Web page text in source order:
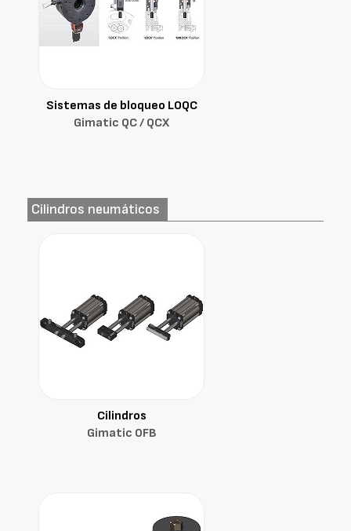
Sistemas de bloqueo LOQC
Gimatic QC / QCX
Cilindros neumáticos
Cilindros
Gimatic OFB